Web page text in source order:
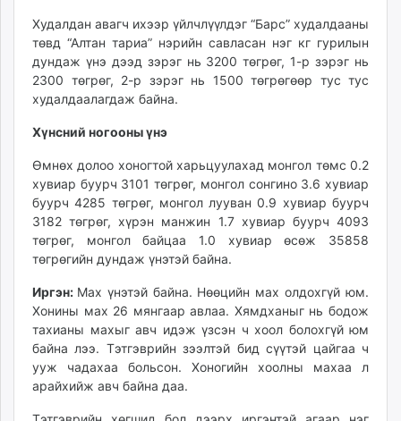
Худалдан авагч ихээр үйлчлүүлдэг “Барс” худалдааны
төвд “Алтан тариа” нэрийн савласан нэг кг гурилын
дундаж үнэ дээд зэрэг нь 3200 төгрөг, 1-р зэрэг нь
2300 төгрөг, 2-р зэрэг нь 1500 төгрөгөөр тус тус
худалдаалагдаж байна.
Хүнсний ногооны үнэ
Өмнөх долоо хоногтой харьцуулахад монгол төмс 0.2
хувиар буурч 3101 төгрөг, монгол сонгино 3.6 хувиар
буурч 4285 төгрөг, монгол лууван 0.9 хувиар буурч
3182 төгрөг, хүрэн манжин 1.7 хувиар буурч 4093
төгрөг, монгол байцаа 1.0 хувиар өсөж 35858
төгрөгийн дундаж үнэтэй байна.
Иргэн: Мах үнэтэй байна. Нөөцийн мах олдохгүй юм.
Хонины мах 26 мянгаар авлаа. Хямдханыг нь бодож
тахианы махыг авч идэж үзсэн ч хоол болохгүй юм
байна лээ. Тэтгэврийн зээлтэй бид сүүтэй цайгаа ч
ууж чадахаа больсон. Хоногийн хоолны махаа л
арайхийж авч байна даа.